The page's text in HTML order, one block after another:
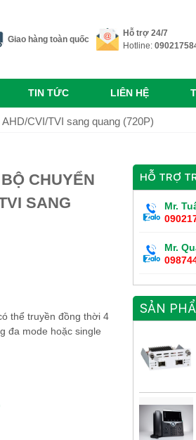
Giao hàng toàn quốc
Hỗ trợ 24/7
Hotline:
TIN TỨC LIÊN HỆ
CVI/TVI sang quang (720P)
CHUYỂN
SANG
thể truyền đồng thời 4
đa mode hoặc single
HỖ TRỢ
Mr.
Mr.
SẢN